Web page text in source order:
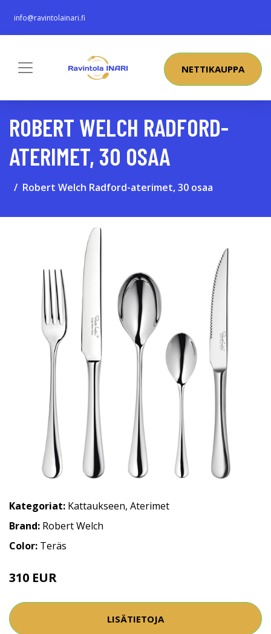
info@ravintolainari.fi
NETTIKAUPPA
ROBERT WELCH RADFORD-
ATERIMET, 30 OSAA
Robert Welch Radford-aterimet, 30 osaa
Kategoriat: Kattaukseen, Aterimet
Brand: Robert Welch
Color: Teräs
310 EUR
LISÄTIETOJA